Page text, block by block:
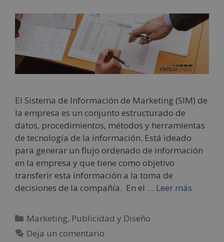
El Sistema de Información de Marketing (SIM) de
la empresa es un conjunto estructurado de
datos, procedimientos, métodos y herramientas
de tecnología de la información. Está ideado
para generar un flujo ordenado de información
en la empresa y que tiene como objetivo
transferir esta información a la toma de
decisiones de la compañía. En el … Leer más
Marketing, Publicidad y Diseño
Deja un comentario